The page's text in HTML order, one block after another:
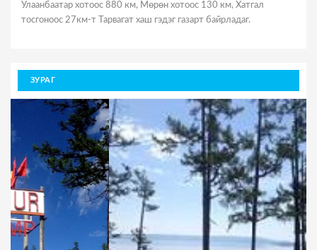
Улаанбаатар хотоос 880 км, Мөрөн хотоос 130 км, Хатгал
тосгоноос 27км-т Тарвагат хаш гэдэг газарт байрладаг.
ЗУРАГ